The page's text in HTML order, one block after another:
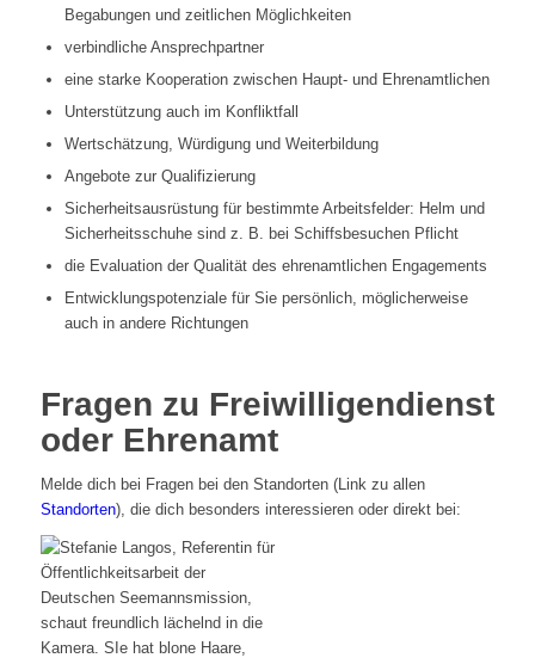
Begabungen und zeitlichen Möglichkeiten
verbindliche Ansprechpartner
eine starke Kooperation zwischen Haupt- und Ehrenamtlichen
Unterstützung auch im Konfliktfall
Wertschätzung, Würdigung und Weiterbildung
Angebote zur Qualifizierung
Sicherheitsausrüstung für bestimmte Arbeitsfelder: Helm und
Sicherheitsschuhe sind z. B. bei Schiffsbesuchen Pflicht
die Evaluation der Qualität des ehrenamtlichen Engagements
Entwicklungspotenziale für Sie persönlich, möglicherweise
auch in andere Richtungen
Fragen zu Freiwilligendienst
oder Ehrenamt
Melde dich bei Fragen bei den Standorten (Link zu allen
Standorten), die dich besonders interessieren oder direkt bei: